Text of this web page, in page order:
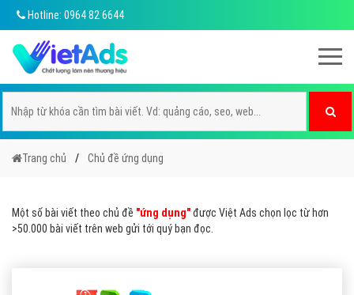
Hotline: 0964 82 6644
Trang chủ Chủ đề ứng dụng
Một số bài viết theo chủ đề "ứng dụng"được Việt Ads chọn lọc từ hơn
>50.000 bài viết trên web gửi tới quý bạn đọc.